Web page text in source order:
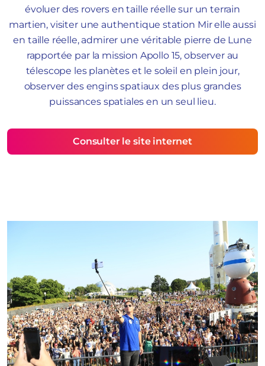
évoluer des rovers en taille réelle sur un terrain
martien, visiter une authentique station Mir elle aussi
en taille réelle, admirer une véritable pierre de Lune
rapportée par la mission Apollo 15, observer au
télescope les planètes et le soleil en plein jour,
observer des engins spatiaux des plus grandes
puissances spatiales en un seul lieu.
Consulter le site internet